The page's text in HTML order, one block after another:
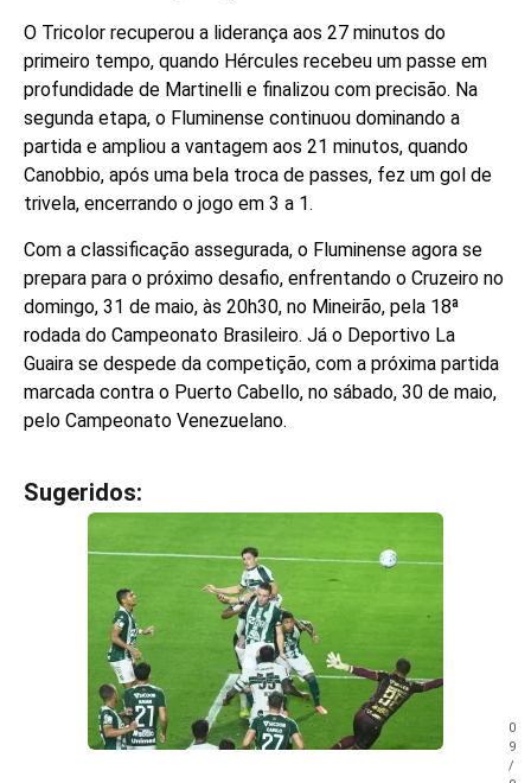
O Tricolor recuperou a liderança aos 27 minutos do
primeiro tempo, quando Hércules recebeu um passe em
profundidade de Martinelli e finalizou com precisão. Na
segunda etapa, o Fluminense continuou dominando a
partida e ampliou a vantagem aos 21 minutos, quando
Canobbio, após uma bela troca de passes, fez um gol de
trivela, encerrando o jogo em 3 a 1.
Com a classificação assegurada, o Fluminense agora se
prepara para o próximo desafio, enfrentando o Cruzeiro no
domingo, 31 de maio, às 20h30, no Mineirão, pela 18ª
rodada do Campeonato Brasileiro. Já o Deportivo La
Guaira se despede da competição, com a próxima partida
marcada contra o Puerto Cabello, no sábado, 30 de maio,
pelo Campeonato Venezuelano.
Sugeridos:
0
9
/